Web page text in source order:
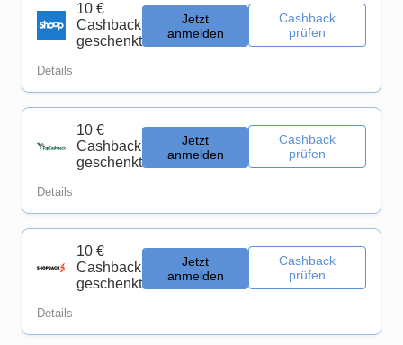
10 €
Cashback
geschenkt
Jetzt
anmelden
Cashback
prüfen
Details
10 €
Cashback
geschenkt
Jetzt
anmelden
Cashback
prüfen
Details
10 €
Cashback
geschenkt
Jetzt
anmelden
Cashback
prüfen
Details